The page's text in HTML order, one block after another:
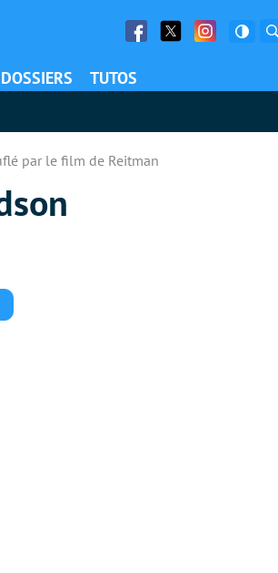
Facebook
Twitter Facebook
DOSSIERS TUTOS
par le film de Reitman